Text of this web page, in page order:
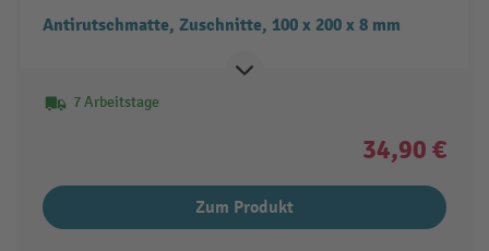
Antirutschmatte, Zuschnitte, 100 x 200 x 8 mm
7 Arbeitstage
34,90 €
Zum Produkt